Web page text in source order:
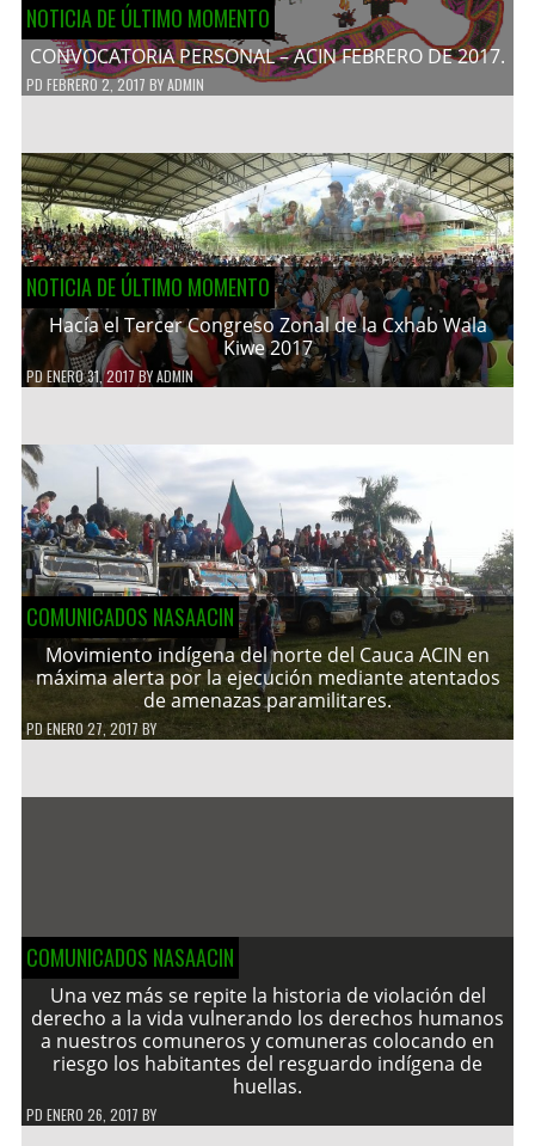
NOTICIA DE ÚLTIMO MOMENTO
CONVOCATORIA PERSONAL – ACIN FEBRERO DE 2017.
PD FEBRERO 2, 2017 BYADMIN
NOTICIA DE ÚLTIMO MOMENTO
Hacía el Tercer Congreso Zonal de la Cxhab Wala
Kiwe 2017
PDENERO 31, 2017 BYADMIN
COMUNICADOS NASAACIN
Movimiento indígena del norte del Cauca ACIN en
máxima alerta por la ejecución mediante atentados
de amenazas paramilitares.
PDENERO 27, 2017 BY
COMUNICADOS NASAACIN
Una vez más se repite la historia de violación del
derecho a la vida vulnerando los derechos humanos
a nuestros comuneros y comuneras colocando en
riesgo los habitantes del resguardo indígena de
huellas.
PD ENERO 26, 2017 BY